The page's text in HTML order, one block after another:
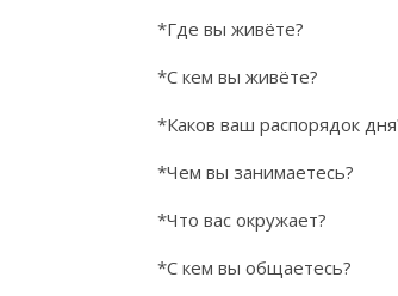
*Где вы живёте?
*С кем вы живёте?
*Каков ваш распорядок
*Чем вы занимаетесь?
*Что вас окружает?
*С кем вы общаетесь?